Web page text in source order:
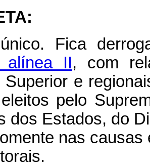
Fica
alínea II, com
Superior e
pelo
dos Estados, do
nas